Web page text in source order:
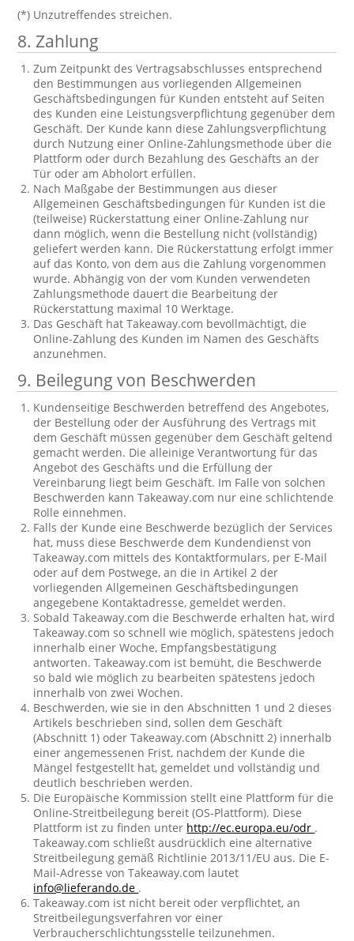
(*) Unzutreffendes streichen.
8. Zahlung
Zum Zeitpunkt des Vertragsabschlusses entsprechend
den Bestimmungen aus vorliegenden Allgemeinen
Geschäftsbedingungen für Kunden entsteht auf Seiten
des Kunden eine Leistungsverpflichtung gegenüber dem
Geschäft. Der Kunde kann diese Zahlungsverpflichtung
durch Nutzung einer Online-Zahlungsmethode über die
Plattform oder durch Bezahlung des Geschäfts an der
Tür oder am Abholort erfüllen.
Nach Maßgabe der Bestimmungen aus dieser
Allgemeinen Geschäftsbedingungen für Kunden ist die
(teilweise) Rückerstattung einer Online-Zahlung nur
dann möglich, wenn die Bestellung nicht (vollständig)
geliefert werden kann. Die Rückerstattung erfolgt immer
auf das Konto, von dem aus die Zahlung vorgenommen
wurde. Abhängig von der vom Kunden verwendeten
Zahlungsmethode dauert die Bearbeitung der
Rückerstattung maximal 10 Werktage.
Das Geschäft hat Takeaway.com bevollmächtigt, die
Online-Zahlung des Kunden im Namen des Geschäfts
anzunehmen.
9. Beilegung von Beschwerden
Kundenseitige Beschwerden betreffend des Angebotes,
der Bestellung oder der Ausführung des Vertrags mit
dem Geschäft müssen gegenüber dem Geschäft geltend
gemacht werden. Die alleinige Verantwortung für das
Angebot des Geschäfts und die Erfüllung der
Vereinbarung liegt beim Geschäft. Im Falle von solchen
Beschwerden kann Takeaway.com nur eine schlichtende
Rolle einnehmen.
Falls der Kunde eine Beschwerde bezüglich der Services
hat, muss diese Beschwerde dem Kundendienst von
Takeaway.com mittels des Kontaktformulars, per E-Mail
oder auf dem Postwege, an die in Artikel 2 der
vorliegenden Allgemeinen Geschäftsbedingungen
angegebene Kontaktadresse, gemeldet werden.
Sobald Takeaway.com die Beschwerde erhalten hat, wird
Takeaway.com so schnell wie möglich, spätestens jedoch
innerhalb einer Woche, Empfangsbestätigung
antworten. Takeaway.com ist bemüht, die Beschwerde
so bald wie möglich zu bearbeiten spätestens jedoch
innerhalb von zwei Wochen.
Beschwerden, wie sie in den Abschnitten 1 und 2 dieses
Artikels beschrieben sind, sollen dem Geschäft
(Abschnitt 1) oder Takeaway.com (Abschnitt 2) innerhalb
einer angemessenen Frist, nachdem der Kunde die
Mängel festgestellt hat, gemeldet und vollständig und
deutlich beschrieben werden.
Die Europäische Kommission stellt eine Plattform für die
Online-Streitbeilegung bereit (OS-Plattform). Diese
Plattform ist zu finden unter http://ec.europa.eu/odr .
Takeaway.com schließt ausdrücklich eine alternative
Streitbeilegung gemäß Richtlinie 2013/11/EU aus. Die E-
Mail-Adresse von Takeaway.com lautet
info@lieferando.de .
Takeaway.com ist nicht bereit oder verpflichtet, an
Streitbeilegungsverfahren vor einer
Verbraucherschlichtungsstelle teilzunehmen.